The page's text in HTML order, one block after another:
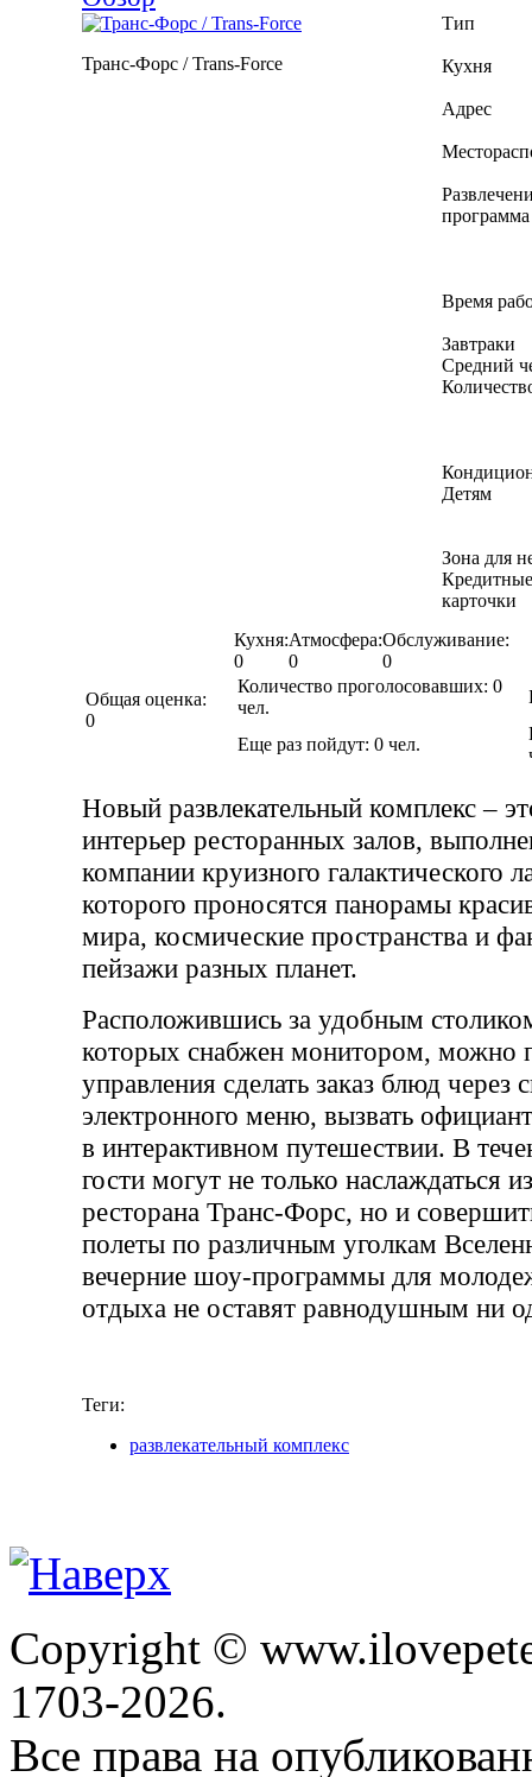
Транс-Форс / Trans-Force
Тип
Кухня
Адрес
программа
Время
Завтраки
Средний
Детям
Зона для
Кредитные
карточки
Общая оценка:
0
Кухня:
0
Атмосфера:
0
Обслуживание:
0
Количество проголосовавших: 0
чел.
Еще раз пойдут: 0 чел.
Новый развлекательный комплекс –
интерьер ресторанных залов,
компании круизного галактического
которого проносятся панорамы
мира, космические пространства и
пейзажи разных планет.
Расположившись за удобным
которых снабжен монитором, можно
управления сделать заказ блюд через
электронного меню, вызвать
в интерактивном путешествии. В
гости могут не только наслаждаться
ресторана Транс-Форс, но и
полеты по различным уголкам
вечерние шоу-программы для
отдыха не оставят равнодушным ни
Теги:
развлекательный комплекс
Copyright ©
1703-2026.
Все права на